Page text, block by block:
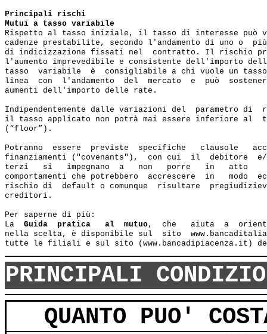
Principali rischi
Mutui a tasso variabile
Rispetto al tasso iniziale, il tasso di interesse può
cadenze prestabilite, secondo l'andamento di uno o
di indicizzazione fissati nel  contratto. Il rischio
l'aumento imprevedibile e consistente dell'importo
tasso  variabile  è  consigliabile a chi vuole un tasso
linea  con  l'andamento  del  mercato  e  può
aumenti dell'importo delle rate.
Indipendentemente dalle variazioni del  parametro di
il tasso applicato non potrà mai essere inferiore al
(“floor”).
Potranno  essere  previste  specifiche   clausole
finanziamenti ("covenants"),  con cui  il  debitore
terzi   si   impegnano  a   non   porre   in   atto
comportamenti che potrebbero  accrescere  in   modo
rischio di  default o comunque  risultare
creditori.
Per saperne di più:
La Guida  pratica   al  mutuo,  che   aiuta  a
nella scelta, è disponibile sul  sito
PRINCIPALI
QUANTO PUO'